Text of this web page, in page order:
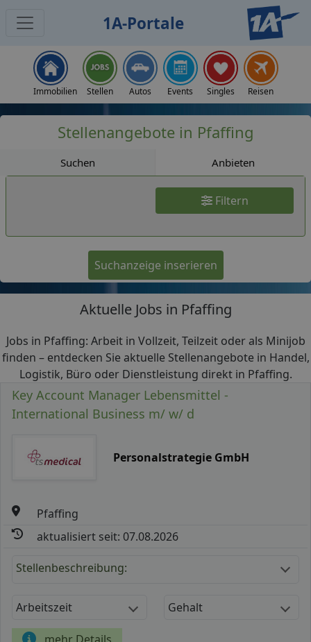
1A-Portale
Immobilien Stellen Autos Events Singles Reisen
Stellenangebote in Pfaffing
Suchen Anbieten
Filtern
Suchanzeige inserieren
Aktuelle Jobs in Pfaffing
Jobs in Pfaffing: Arbeit in Vollzeit, Teilzeit oder als Minijob
finden – entdecken Sie aktuelle Stellenangebote in Handel,
Logistik, Büro oder Dienstleistung direkt in Pfaffing.
Key Account Manager Lebensmittel -
International Business m/ w/ d
Personalstrategie GmbH
Pfaffing
aktualisiert seit: 07.08.2026
Stellenbeschreibung:
Arbeitszeit Gehalt